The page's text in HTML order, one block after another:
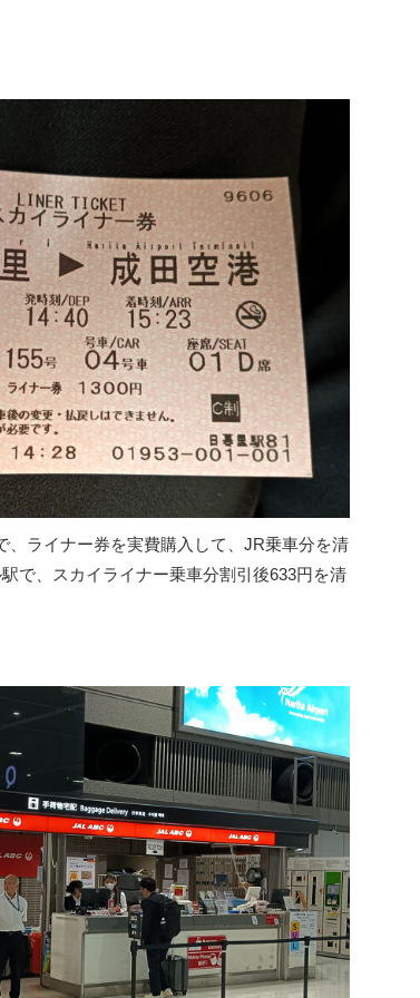
、ライナー券を実費購入して、JR乗車分を清
で、スカイライナー乗車分割引後633円を清